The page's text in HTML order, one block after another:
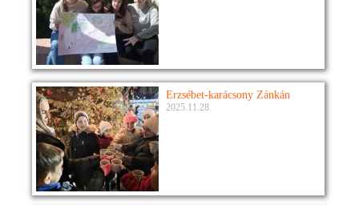
Erzsébet-karácsony Zánkán
2025.11.28.